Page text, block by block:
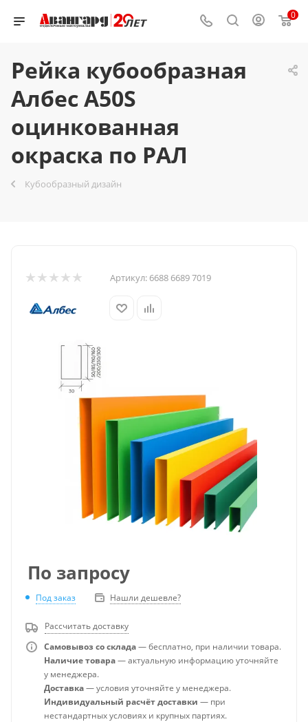
0
Рейка кубообразная
Албес A50S
оцинкованная
окраска по РАЛ
Кубообразный дизайн
Артикул: 6688 6689 7019
По запросу
Под заказ Нашли дешевле?
Рассчитать доставку
Самовывоз со склада— бесплатно, при наличии товара.
Наличие товара— актуальную информацию уточняйте
у менеджера.
Доставка— условия уточняйте у менеджера.
Индивидуальный расчёт доставки — при
нестандартных условиях и крупных партиях.